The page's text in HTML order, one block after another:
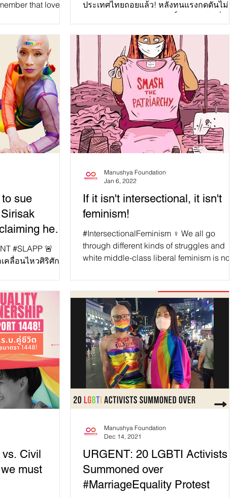
that love
ประเทศไทยถอยแล้ว! หลังทนแรงกดดันไม่
sue
he
#SLAPP 🚨
ลื่อนไหวศิริศักดิ์
If it isn't intersectional, it isn't
feminism!
#IntersectionalFeminism ♀️ We all go
through different kinds of struggles and
white middle-class liberal feminism is not
Manushya Foundation
Jan 6, 2022
Civil
must
URGENT: 20 LGBTI Activists
Summoned over
#MarriageEquality Protest
Manushya Foundation
Dec 14, 2021